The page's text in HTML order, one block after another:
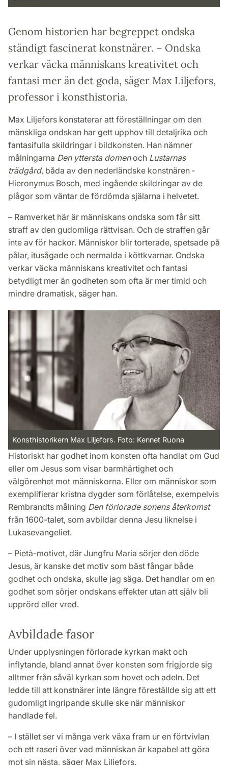
Genom historien har begreppet ondska
ständigt fascinerat konstnärer. – Ondska
verkar väcka människans kreativitet och
fantasi mer än det goda, säger Max Liljefors,
professor i konsthistoria.
Max Liljefors konstaterar att föreställningar om den
mänskliga ondskan har gett upphov till detaljrika och
fantasifulla skildringar i bildkonsten. Han nämner
målningarna Den yttersta domenoch Lustarnas
trädgård, båda av den nederländske konstnären ­
Hieronymus Bosch, med ingående skildringar av de
plågor som väntar de fördömda själarna i helvetet.
– Ramverket här är människans ondska som får sitt
straff av den gudomliga rätt­visan. Och de straffen går
inte av för hackor. Människor blir torterade, spetsade på
pålar, itusågade och nermalda i köttkvarnar. Ondska
verkar väcka människans kreativitet och fantasi
betydligt mer än godheten som ofta är mer timid och
mindre dramatisk, säger han.
Konsthistorikern Max Liljefors. Foto: Kennet Ruona
Historiskt har godhet inom konsten ofta handlat om Gud
eller om Jesus som visar barmhärtighet och
välgörenhet mot människorna. Eller om människor som
exemplifierar kristna dygder som förlåtelse, exempelvis
Rembrandts målning Den förlorade sonens återkomst
från 1600-talet, som avbildar denna Jesu liknelse i
Lukasevangeliet.
– Pietà-motivet, där Jungfru Maria sörjer den döde
Jesus, är kanske det motiv som bäst fångar både
godhet och ondska, skulle jag säga. Det handlar om en
godhet som sörjer ondskans effekter utan att själv bli
upprörd eller vred.
Avbildade fasor
Under upplysningen förlorade kyrkan makt och
inflytande, bland annat över konsten som frigjorde sig
alltmer från såväl kyrkan som hovet och adeln. Det
ledde till att konstnärer inte längre föreställde sig att ett
gudomligt ingripande skulle ske när människor
handlade fel.
– I stället ser vi många verk växa fram ur en förtvivlan
och ett raseri över vad människan är kapabel att göra
mot sin nästa, säger Max Liljefors.